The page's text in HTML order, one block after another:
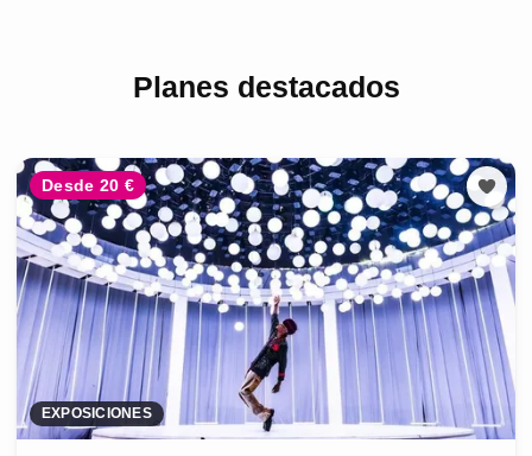
Planes destacados
Desde 20 €
EXPOSICIONES